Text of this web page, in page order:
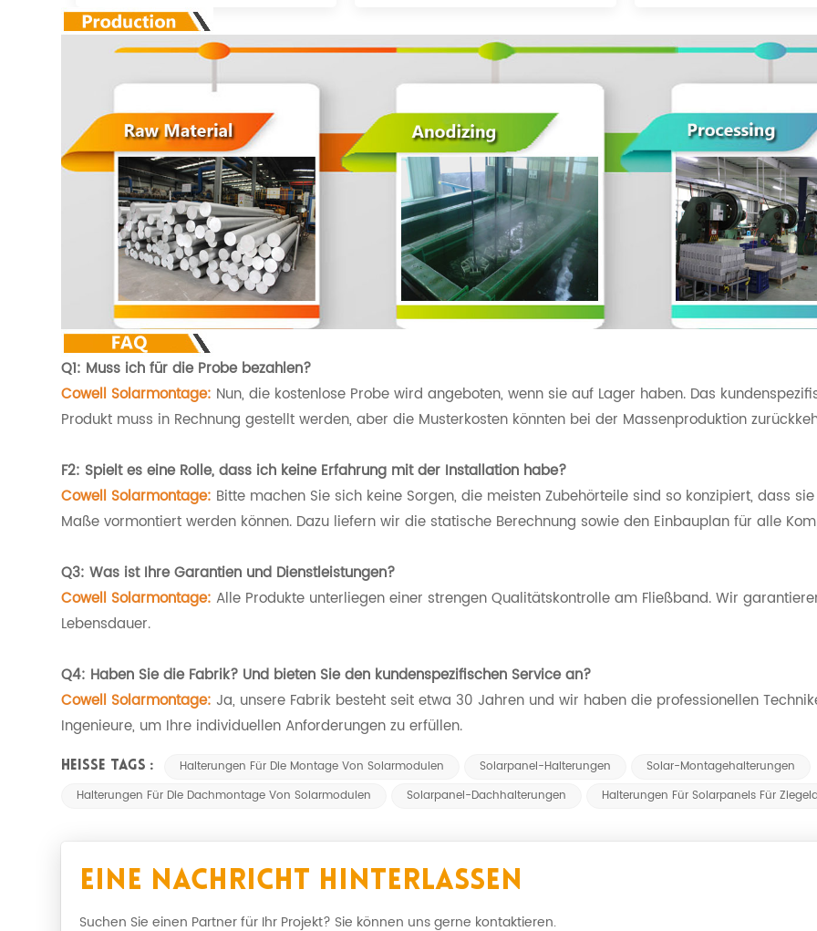
Q1: Muss ich für die Probe bezahlen?
Cowell Solarmontage: Nun, die kostenlose Probe wird angeboten, wenn sie auf Lager haben. Das
Produkt muss in Rechnung gestellt werden, aber die Musterkosten könnten bei der Massenproduktion
F2: Spielt es eine Rolle, dass ich keine Erfahrung mit der Installation habe?
Cowell Solarmontage: Bitte machen Sie sich keine Sorgen, die meisten Zubehörteile sind so konzipiert, dass
Maße vormontiert werden können. Dazu liefern wir die statische Berechnung sowie den Einbauplan für alle
Q3: Was ist Ihre Garantien und Dienstleistungen?
Cowell Solarmontage:Alle Produkte unterliegen einer strengen Qualitätskontrolle am Fließband. Wir
Lebensdauer.
Q4: Haben Sie die Fabrik? Und bieten Sie den kundenspezifischen Service an?
Cowell Solarmontage:Ja, unsere Fabrik besteht seit etwa 30 Jahren und wir haben die professionellen
Ingenieure, um Ihre individuellen Anforderungen zu erfüllen.
HEISSE TAGS : Halterungen Für Die Montage Von Solarmodulen Solarpanel-Halterungen
Solar-Montagehalterungen
Halterungen Für Die Dachmontage Von Solarmodulen
Solarpanel-Dachhalterungen Halterungen Für Solarpanels Für
Eine Nachricht Hinterlassen
Suchen Sie einen Partner für Ihr Projekt? Sie können uns gerne kontaktieren.